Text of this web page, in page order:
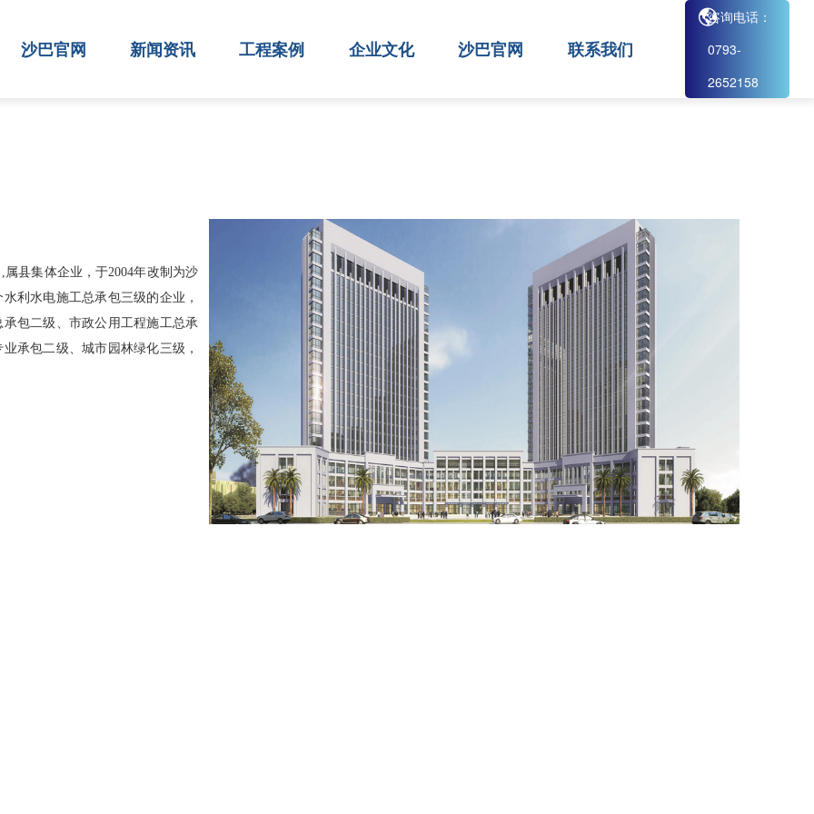
沙巴官网 新闻资讯 工程案例 企业文化 沙巴官网 联系我们
咨询电话：
0793-
2652158
县集体企业，于2004年改制为沙
利水电施工总承包三级的企业，
包二级、市政公用工程施工总承
承包二级、城市园林绿化三级，